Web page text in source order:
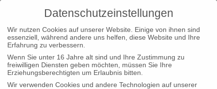
Datenschutzeinstellungen
Wir nutzen Cookies auf unserer Website. Einige von ihnen sind
essenziell, während andere uns helfen, diese Website und Ihre
Erfahrung zu verbessern.
Wenn Sie unter 16 Jahre alt sind und Ihre Zustimmung zu
freiwilligen Diensten geben möchten, müssen Sie Ihre
Erziehungsberechtigten um Erlaubnis bitten.
Wir verwenden Cookies und andere Technologien auf unserer